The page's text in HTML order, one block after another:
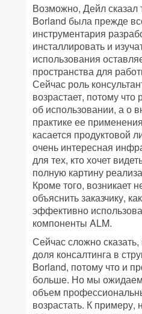
Возможно, Дейл сказал
Borland была прежде
инструментария
инсталлировать и
использования
пространства для
Сейчас роль
возрастает, потому что
об использовании, а о
практике ее
касается продуктовой
очень интересная
для тех, кто хочет
полную картину
Кроме того, возникает
объяснить заказчику,
эффективно
компоненты ALM.
Сейчас сложно сказать,
доля консалтинга в
Borland, потому что и
больше. Но мы
объем
возрастать. К